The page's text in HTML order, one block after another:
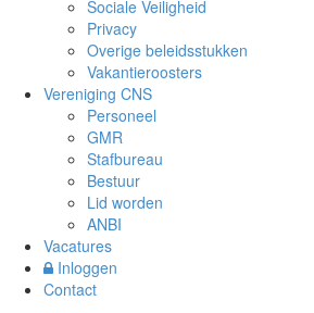
Sociale Veiligheid
Privacy
Overige beleidsstukken
Vakantieroosters
Vereniging CNS
Personeel
GMR
Stafbureau
Bestuur
Lid worden
ANBI
Vacatures
Inloggen
Contact